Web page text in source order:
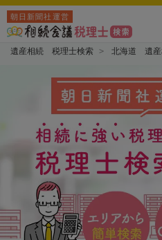
朝日新聞社運営
遺産相続 税理士検索 北海道 遺